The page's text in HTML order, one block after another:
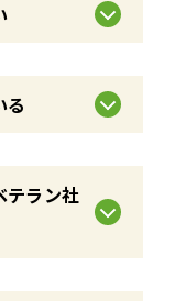
る
テラン社